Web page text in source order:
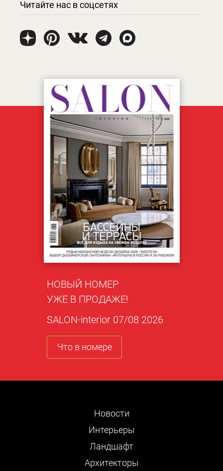
Читайте нас в соцсетях
НОВЫЙ НОМЕР
УЖЕ В ПРОДАЖЕ!
SALON-interior 07/08 2026
Что в номере
Новости
Интерьеры
Ландшафт
Архитекторы